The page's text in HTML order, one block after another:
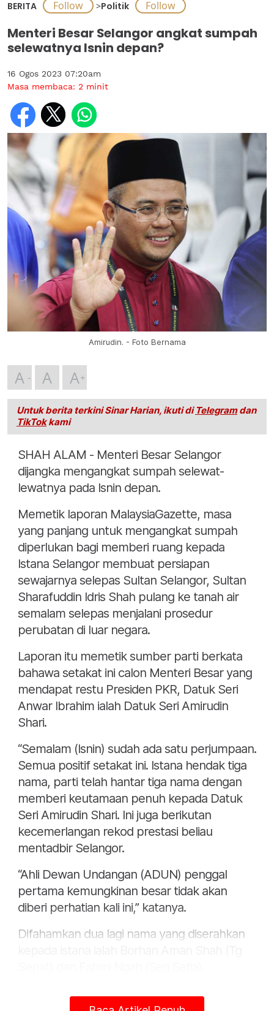
BERITA >Politik
Menteri Besar Selangor angkat sumpah
selewatnya Isnin depan?
16 Ogos 2023 07:20am
Masa membaca: 2 minit
Amirudin. - Foto Bernama
A A A
Untuk berita terkini Sinar Harian, ikuti di Telegramdan
TikTokkami
SHAH ALAM - Menteri Besar Selangor
dijangka mengangkat sumpah selewat-
lewatnya pada Isnin depan.
Memetik laporan MalaysiaGazette, masa
yang panjang untuk mengangkat sumpah
diperlukan bagi memberi ruang kepada
Istana Selangor membuat persiapan
sewajarnya selepas Sultan Selangor, Sultan
Sharafuddin Idris Shah pulang ke tanah air
semalam selepas menjalani prosedur
perubatan di luar negara.
Laporan itu memetik sumber parti berkata
bahawa setakat ini calon Menteri Besar yang
mendapat restu Presiden PKR, Datuk Seri
Anwar Ibrahim ialah Datuk Seri Amirudin
Shari.
“Semalam (Isnin) sudah ada satu perjumpaan.
Semua positif setakat ini. Istana hendak tiga
nama, parti telah hantar tiga nama dengan
memberi keutamaan penuh kepada Datuk
Seri Amirudin Shari. Ini juga berikutan
kecemerlangan rekod prestasi beliau
mentadbir Selangor.
“Ahli Dewan Undangan (ADUN) penggal
pertama kemungkinan besar tidak akan
diberi perhatian kali ini,” katanya.
Difahamkan dua lagi nama yang diserahkan